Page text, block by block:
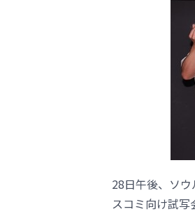
28日午後、ソ
スコミ向け試写